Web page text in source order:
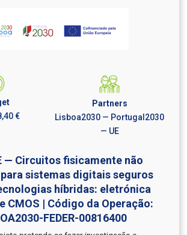
€
Partners
Lisboa2030 — Portugal2030
— UE
— Circuitos fisicamente não
sistemas digitais seguros
híbridas: eletrónica
CMOS | Código da Operação:
FEDER-00816400